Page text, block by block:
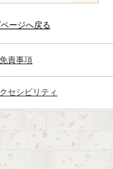
ページへ戻る
責事項
セシビリティ